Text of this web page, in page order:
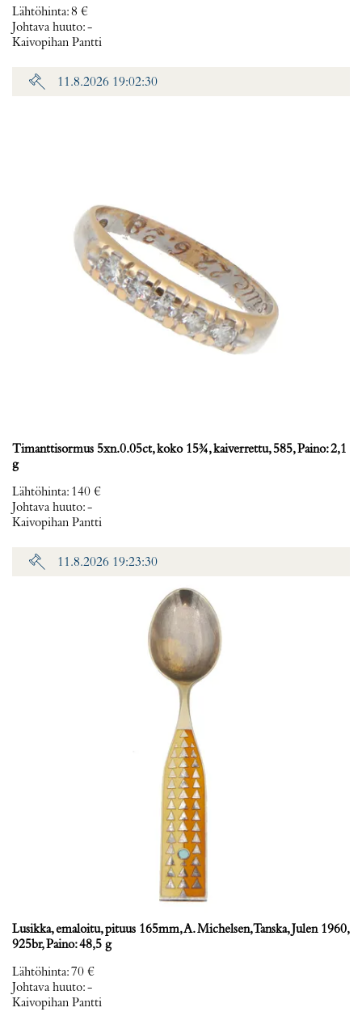
Lähtöhinta:8 €
Johtava huuto:-
Kaivopihan Pantti
11.8.2026 19:02:30
Timanttisormus 5xn.0.05ct, koko 15¾, kaiverrettu, 585, Paino: 2,1
g
Lähtöhinta: 140 €
Johtava huuto:-
Kaivopihan Pantti
11.8.2026 19:23:30
Lusikka, emaloitu, pituus 165mm, A. Michelsen, Tanska, Julen 1960,
925br, Paino: 48,5 g
Lähtöhinta:70 €
Johtava huuto:-
Kaivopihan Pantti